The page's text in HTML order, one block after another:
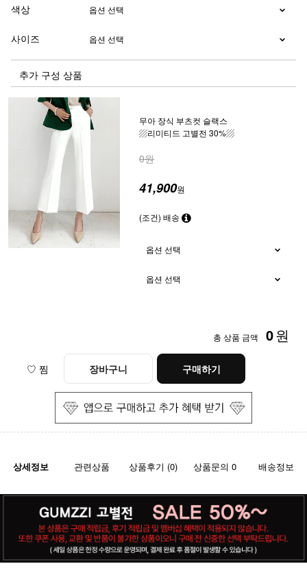
색상
사이즈
추가 구성 상품
무아 장식 부츠컷 슬랙스
▨리미티드 고별전 30%▨
0원
41,900원
(조건) 배송
총 상품 금액 0원
♡ 찜 장바구니 구매하기
상세정보 관련상품 상품후기 (0) 상품문의 0 배송정보